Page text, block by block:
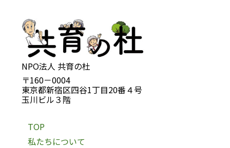
NPO法人 共育の杜
〒160－0004
東京都新宿区四谷1丁目20番４号
玉川ビル３階
TOP
私たちについて